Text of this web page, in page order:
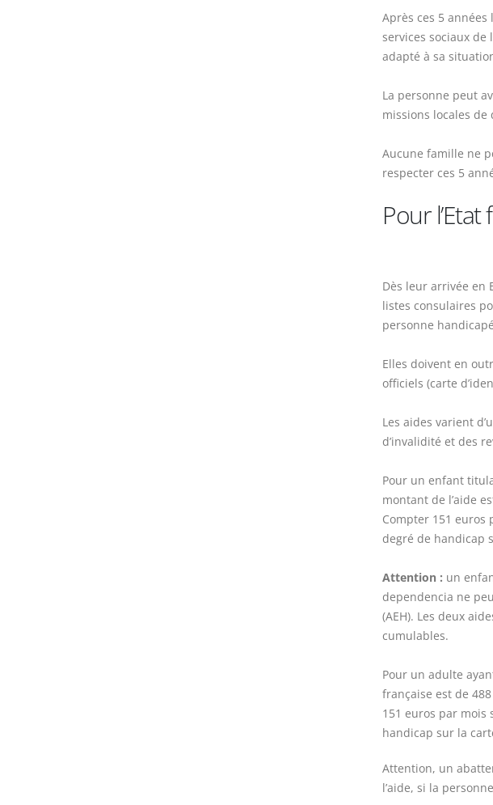
Après ces 5
services sociaux
adapté à sa
La personne peut
missions locales de
Aucune famille ne
respecter ces 5
Pour l’Etat
Dès leur arrivée en
listes consulaires
personne
Elles doivent en
officiels (carte
Les aides varient
d’invalidité et des
Pour un enfant
montant de l’aide
Compter 151 euros
degré de handicap
Attention : un
dependencia ne
(AEH). Les deux
cumulables.
Pour un adulte
française est de
151 euros par mois
handicap sur la
Attention, un
l’aide, si la